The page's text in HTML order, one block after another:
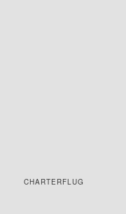
CHARTERFLUG